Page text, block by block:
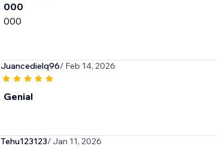
000
Juancedielq96/ Feb 14, 2026
Genial
Tehu123123/ Jan 11, 2026